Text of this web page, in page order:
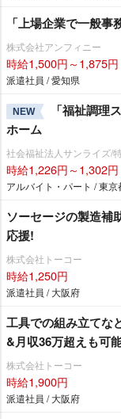
「上場企業で一般
株式会社アンフィニー
時給1,500円～1,875円
派遣社員 / 愛知県
NEW
「福祉調理
ホーム
社会福祉法人サンライズ/
時給1,226円～1,302円
アルバイト・パート / 東京
ソーセージの製造補
応援!
株式会社トーコー
時給1,250円
派遣社員 / 大阪府
工具での組み立てな
&月収36万超えも可
株式会社トーコー
時給1,900円
派遣社員 / 大阪府